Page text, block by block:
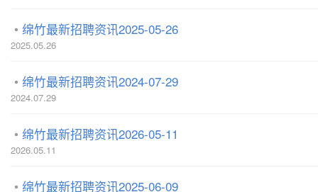
绵竹最新招聘资讯2025-05-26
2025.05.26
绵竹最新招聘资讯2024-07-29
2024.07.29
绵竹最新招聘资讯2026-05-11
2026.05.11
绵竹最新招聘资讯2025-06-09